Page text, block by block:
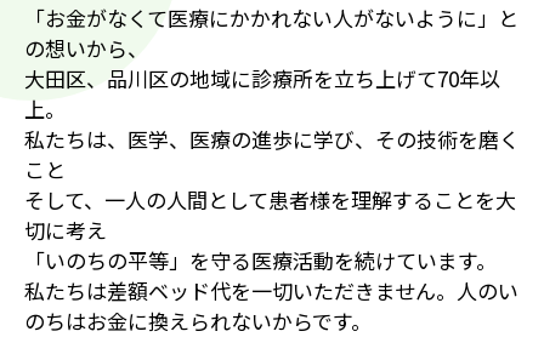
「お金がなくて医療にかかれない人がないように」と
の想いから、
大田区、品川区の地域に診療所を立ち上げて70年以
上。
私たちは、医学、医療の進歩に学び、その技術を磨く
こと
そして、一人の人間として患者様を理解することを大
切に考え
「いのちの平等」を守る医療活動を続けています。
私たちは差額ベッド代を一切いただきません。人のい
のちはお金に換えられないからです。